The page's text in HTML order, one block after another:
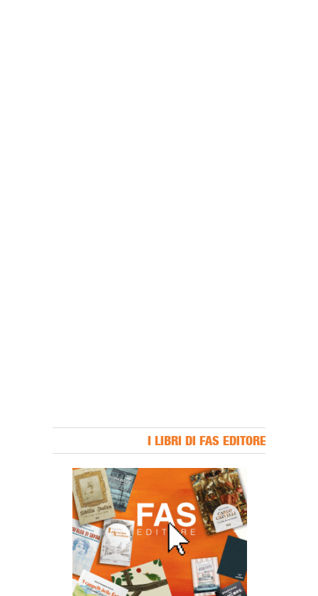
I LIBRI DI FAS EDITORE